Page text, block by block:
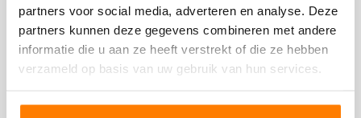
partners voor social media, adverteren en analyse. Deze
partners kunnen deze gegevens combineren met andere
informatie die u aan ze heeft verstrekt of die ze hebben
verzameld op basis van uw gebruik van hun services.